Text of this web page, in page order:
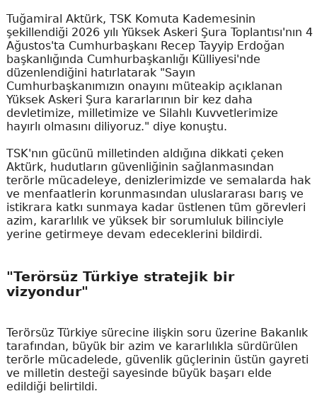
Tuğamiral Aktürk, TSK Komuta Kademesinin
şekillendiği 2026 yılı Yüksek Askeri Şura Toplantısı'nın 4
Ağustos'ta Cumhurbaşkanı Recep Tayyip Erdoğan
başkanlığında Cumhurbaşkanlığı Külliyesi'nde
düzenlendiğini hatırlatarak "Sayın
Cumhurbaşkanımızın onayını müteakip açıklanan
Yüksek Askeri Şura kararlarının bir kez daha
devletimize, milletimize ve Silahlı Kuvvetlerimize
hayırlı olmasını diliyoruz." diye konuştu.
TSK'nın gücünü milletinden aldığına dikkati çeken
Aktürk, hudutların güvenliğinin sağlanmasından
terörle mücadeleye, denizlerimizde ve semalarda hak
ve menfaatlerin korunmasından uluslararası barış ve
istikrara katkı sunmaya kadar üstlenen tüm görevleri
azim, kararlılık ve yüksek bir sorumluluk bilinciyle
yerine getirmeye devam edeceklerini bildirdi.
"Terörsüz Türkiye stratejik bir
vizyondur"
Terörsüz Türkiye sürecine ilişkin soru üzerine Bakanlık
tarafından, büyük bir azim ve kararlılıkla sürdürülen
terörle mücadelede, güvenlik güçlerinin üstün gayreti
ve milletin desteği sayesinde büyük başarı elde
edildiği belirtildi.